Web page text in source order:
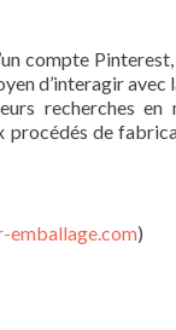
compte
d’interagir avec
recherches en
procédés de
)